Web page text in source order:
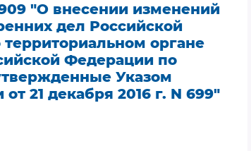
"О внесении изменений
дел Российской
органе
Федерации по
Указом
21 декабря 2016 г. N 699"